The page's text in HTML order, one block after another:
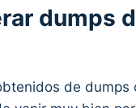
dumps
de